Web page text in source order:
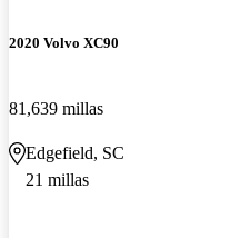
2020 Volvo XC90
81,639 millas
Edgefield, SC
21 millas